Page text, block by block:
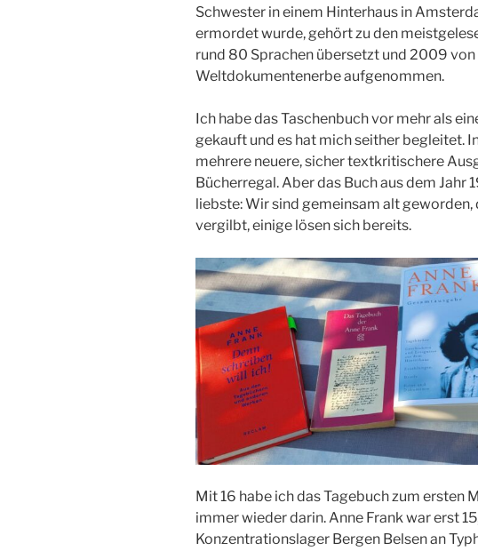
Schwester in einem Hinterhaus in
ermordet wurde, gehört zu den
rund 80 Sprachen übersetzt und 2009 von
Weltdokumentenerbe aufgenommen.
Ich habe das Taschenbuch vor mehr als
gekauft und es hat mich seither begleitet.
mehrere neuere, sicher textkritischere
Bücherregal. Aber das Buch aus dem Jahr
liebste: Wir sind gemeinsam alt
vergilbt, einige lösen sich bereits.
Mit 16 habe ich das Tagebuch zum ersten
immer wieder darin. Anne Frank war erst
Konzentrationslager Bergen Belsen an